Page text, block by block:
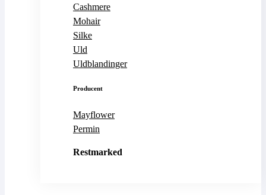
Cashmere
Mohair
Silke
Uld
Uldblandinger
Producent
Mayflower
Permin
Restmarked